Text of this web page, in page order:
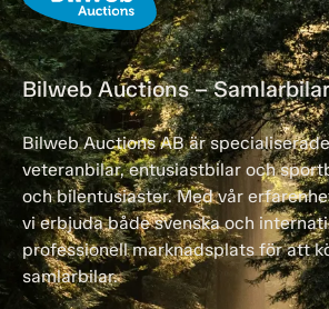
Bilweb Auctions –
Bilweb Auctions AB är
veteranbilar, entusiastbilar och
och bilentusiaster. Med vår
vi erbjuda både svenska och
professionell marknadsplats för att
samlarbilar.